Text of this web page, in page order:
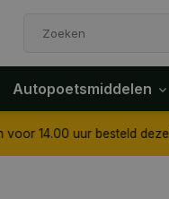
Autopoetsmiddelen
uur besteld dezelfde dag